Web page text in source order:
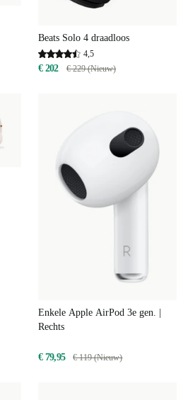
Beats Solo 4 draadloos
4,5
€ 202 € 229 (Nieuw)
Enkele Apple AirPod 3e gen. |
Rechts
€ 79,95 € 119 (Nieuw)